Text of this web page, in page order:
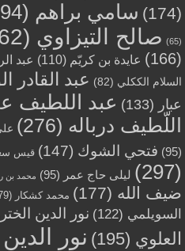
(174)
سامي براهم (294)
(65) صالح التيزاوي (362)
(166)
عايدة بن كريّم (110) عبد
السلام الككلي (82) عبد القادر
عبار (133) عبد اللطيف
اللّطيف درباله (276)
(95)
فتحي الشوك (147) قيس
(297)
ليلى حاج عمر (95) محمد بن
ضيف الله (177) محمد كشكار (79)
السويلمي (122) نور الدين
العلوي (195) نور